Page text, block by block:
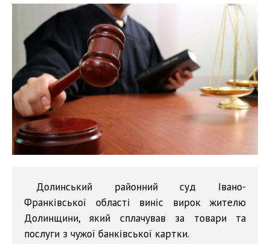
Долинський районний суд Івано-
Франківської області виніс вирок жителю
Долинщини, який сплачував за товари та
послуги з чужої банківської картки.